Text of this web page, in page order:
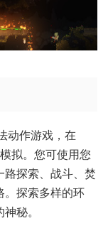
动作游戏，在
拟。您可使用您
路探索、战斗、焚
。探索多样的环
秘。